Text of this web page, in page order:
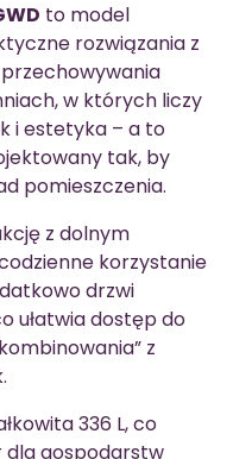
to model
rozwiązania z
w których liczy
i estetyka – a to
tak, by
pomieszczenia.
z dolnym
korzystanie
drzwi
ułatwia dostęp do
z
336 L, co
dla gospodarstw